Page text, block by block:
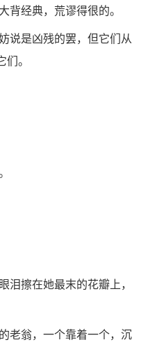
背经典，荒谬得很的。
说是凶残的罢，但它们从
。
泪擦在她最末的花瓣上，
老翁，一个靠着一个，沉